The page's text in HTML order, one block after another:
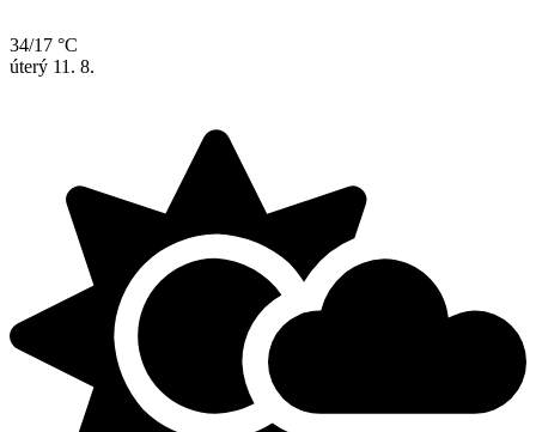
34/17 °C
úterý 11. 8.